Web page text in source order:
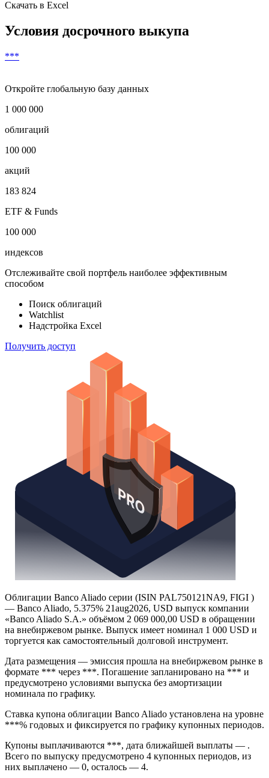
Скачать в Excel
Условия досрочного выкупа
***
Откройте глобальную базу данных
1 000 000
облигаций
100 000
акций
183 824
ETF & Funds
100 000
индексов
Отслеживайте свой портфель наиболее эффективным
способом
Поиск облигаций
Watchlist
Надстройка Excel
Получить доступ
Облигации Banco Aliado серии (ISIN PAL750121NA9, FIGI )
— Banco Aliado, 5.375% 21aug2026, USD выпуск компании
«Banco Aliado S.A.» объёмом 2 069 000,00 USD в обращении
на внебиржевом рынке. Выпуск имеет номинал 1 000 USD и
торгуется как самостоятельный долговой инструмент.
Дата размещения — эмиссия прошла на внебиржевом рынке в
формате *** через ***. Погашение запланировано на *** и
предусмотрено условиями выпуска без амортизации
номинала по графику.
Ставка купона облигации Banco Aliado установлена на уровне
***% годовых и фиксируется по графику купонных периодов.
Купоны выплачиваются ***, дата ближайшей выплаты — .
Всего по выпуску предусмотрено 4 купонных периодов, из
них выплачено — 0, осталось — 4.